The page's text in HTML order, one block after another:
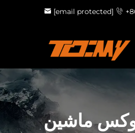
[email protected]
ماشین